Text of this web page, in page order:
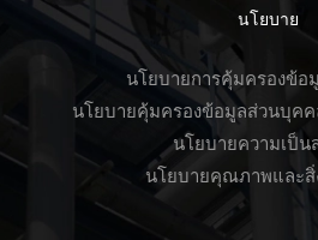
นโยบาย
นโยบายการคุ้มครองข้อ
นโยบายคุ้มครองข้อมูลส่วนบุค
นโยบายความเป็น
นโยบายคุณภาพและสิ่